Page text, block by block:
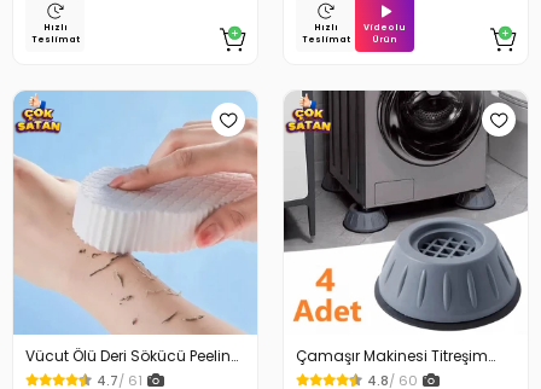
Hızlı
Teslimat
Hızlı
Teslimat
Videolu
Ürün
Vücut Ölü Deri Sökücü Peeling
Banyo Duş Süngeri
4.7/ 61
Çamaşır Makinesi Titreşim
Engelleyici Stoper 4Lü
4.8/ 60